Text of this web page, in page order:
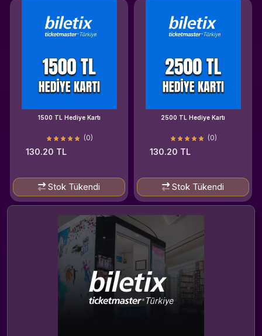
1500 TL Hediye Kartı
(0)
130.20 TL
Stok Tükendi
2500 TL Hediye Kartı
(0)
130.20 TL
Stok Tükendi